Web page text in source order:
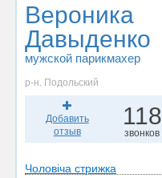
Вероника
Давыденко
мужской парикмахер
р-н. Подольский
Добавить
отзыв
118
звонков
Чоловіча стрижка